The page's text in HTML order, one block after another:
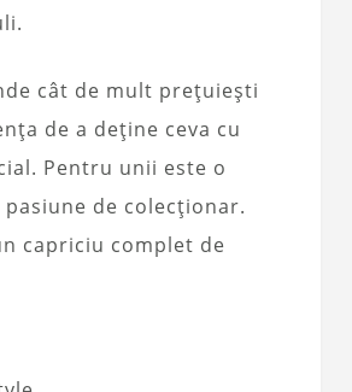
cât de mult prețuiești
de a deține ceva cu
Pentru unii este o
de colecționar.
capriciu complet de